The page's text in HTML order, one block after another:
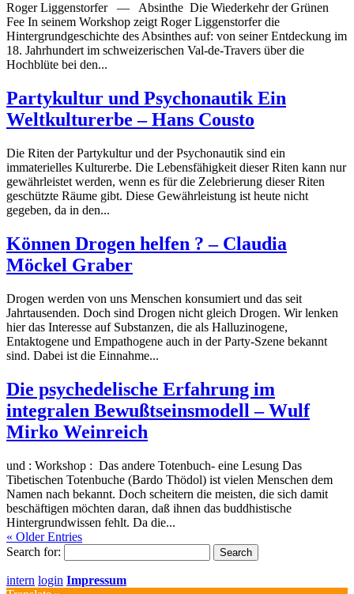
Roger Liggenstorfer — Absinthe Die Wiederkehr der Grünen
Fee In seinem Workshop zeigt Roger Liggenstorfer die
Hintergrundgeschichte des Absinthes auf: von seiner Entdeckung im
18. Jahrhundert im schweizerischen Val-de-Travers über die
Hochblüte bei den...
Partykultur und Psychonautik Ein
Weltkulturerbe – Hans Cousto
Die Riten der Partykultur und der Psychonautik sind ein
immaterielles Kulturerbe. Die Lebensfähigkeit dieser Riten kann nur
gewährleistet werden, wenn es für die Zelebrierung dieser Riten
geschützte Räume gibt. Diese Gewährleistung ist heute nicht
gegeben, da in den...
Können Drogen helfen ? – Claudia
Möckel Graber
Drogen werden von uns Menschen konsumiert und das seit
Jahrtausenden. Doch sind Drogen nicht gleich Drogen. Wir lenken
hier das Interesse auf Substanzen, die als Halluzinogene,
Entaktogene und Empathogene auch in der Party-Szene bekannt
sind. Dabei ist die Einnahme...
Die psychedelische Erfahrung im
integralen Bewußtseinsmodell – Wulf
Mirko Weinreich
und : Workshop : Das andere Totenbuch- eine Lesung Das
Tibetischen Totenbuche (Bardo Thödol) ist vielen Menschen dem
Namen nach bekannt. Doch scheitern die meisten, die sich damit
beschäftigen möchten daran, daß ihnen das buddhistische
Hintergrundwissen fehlt. Da die...
« Older Entries
Search for:
intern login Impressum